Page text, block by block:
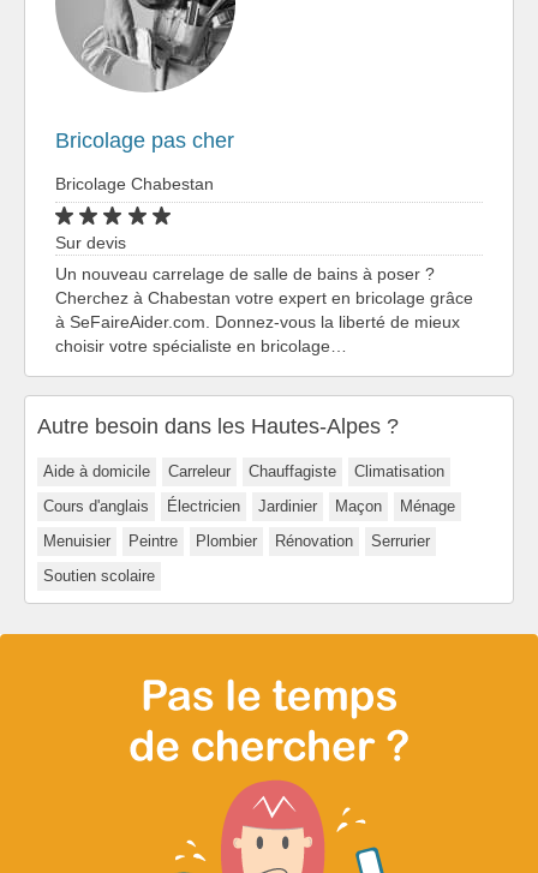
Bricolage pas cher
Bricolage Chabestan
Sur devis
Un nouveau carrelage de salle de bains à poser ?
Cherchez à Chabestan votre expert en bricolage grâce
à SeFaireAider.com. Donnez-vous la liberté de mieux
choisir votre spécialiste en bricolage…
Autre besoin dans les Hautes-Alpes ?
Aide à domicile Carreleur Chauffagiste
Climatisation
Cours d'anglais
Électricien Jardinier Maçon
Ménage
Menuisier
Peintre Plombier Rénovation
Serrurier
Soutien scolaire